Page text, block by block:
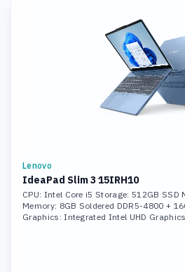
Lenovo
IdeaPad Slim 3 15IRH10
CPU: Intel Core i5 Storage: 512GB SSD
Memory: 8GB Soldered DDR5-4800 +
Graphics: Integrated Intel UHD